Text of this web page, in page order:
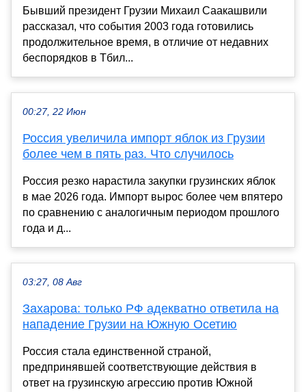
Бывший президент Грузии Михаил Саакашвили
рассказал, что события 2003 года готовились
продолжительное время, в отличие от недавних
беспорядков в Тбил...
00:27, 22 Июн
Россия увеличила импорт яблок из Грузии
более чем в пять раз. Что случилось
Россия резко нарастила закупки грузинских яблок
в мае 2026 года. Импорт вырос более чем впятеро
по сравнению с аналогичным периодом прошлого
года и д...
03:27, 08 Авг
Захарова: только РФ адекватно ответила на
нападение Грузии на Южную Осетию
Россия стала единственной страной,
предпринявшей соответствующие действия в
ответ на грузинскую агрессию против Южной